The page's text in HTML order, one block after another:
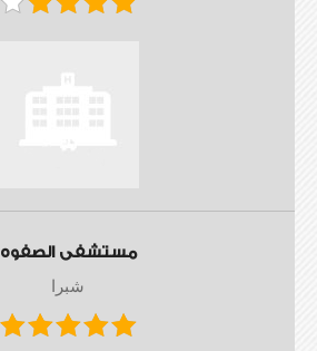
مستشفى الصفوه
شبرا